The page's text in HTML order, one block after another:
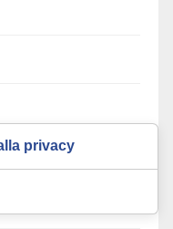
privacy